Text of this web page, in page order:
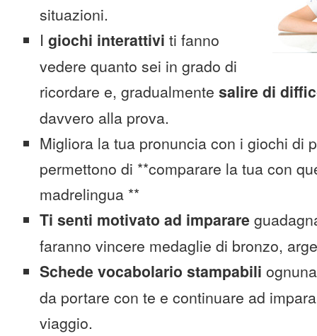
situazioni.
I giochi interattivi ti fanno
vedere quanto sei in grado di
ricordare e, gradualmente salire di
davvero alla prova.
Migliora la tua pronuncia con i giochi di
permettono di **comparare la tua con
madrelingua **
Ti senti motivato ad imparare
faranno vincere medaglie di bronzo,
Schede vocabolario stampabili
da portare con te e continuare ad
viaggio.